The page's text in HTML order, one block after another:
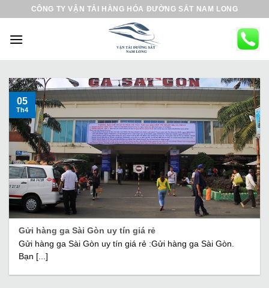
CÔNG TY VẬN TẢI HÀNG HÓA ĐƯỜNG SẮT NAM LONG
Gửi hàng ga Sài Gòn uy tín giá rẻ
Gửi hàng ga Sài Gòn uy tín giá rẻ :Gửi hàng ga Sài Gòn.
Bạn [...]
05
Th4